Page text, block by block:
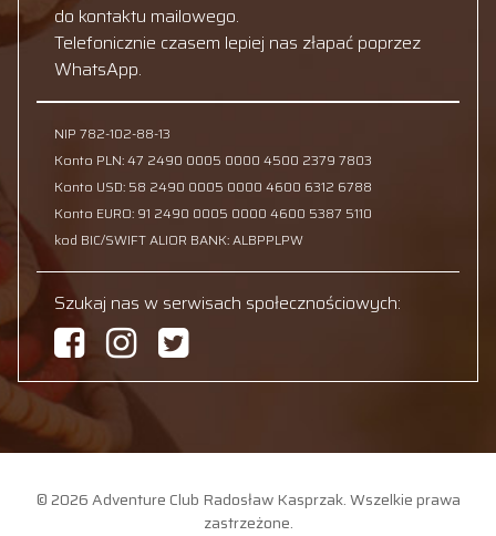
do kontaktu mailowego.
Telefonicznie czasem lepiej nas złapać poprzez
WhatsApp.
NIP 782-102-88-13
Konto PLN: 47 2490 0005 0000 4500 2379 7803
Konto USD: 58 2490 0005 0000 4600 6312 6788
Konto EURO: 91 2490 0005 0000 4600 5387 5110
kod BIC/SWIFT ALIOR BANK: ALBPPLPW
Szukaj nas w serwisach społecznościowych:
© 2026 Adventure Club Radosław Kasprzak. Wszelkie prawa
zastrzeżone.